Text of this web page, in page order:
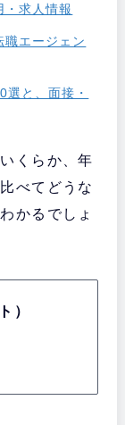
・求人情報
職エージェン
選と、面接・
くらか、年
べてどうな
かるでしょ
）